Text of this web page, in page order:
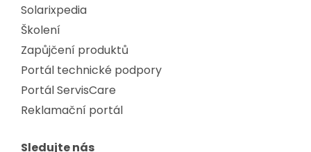
Solarixpedia
Školení
Zapůjčení produktů
Portál technické podpory
Portál ServisCare
Reklamační portál
Sledujte nás